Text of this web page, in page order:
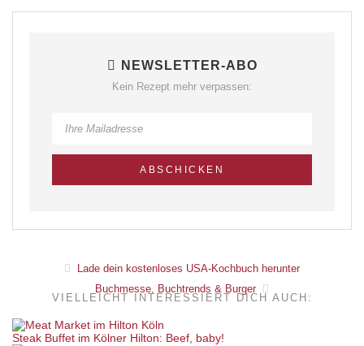
NEWSLETTER-ABO
Kein Rezept mehr verpassen:
Lade dein kostenloses USA-Kochbuch herunter
Buchmesse, Buchtrends & Burger
VIELLEICHT INTERESSIERT DICH AUCH:
Steak Buffet im Kölner Hilton: Beef, baby!